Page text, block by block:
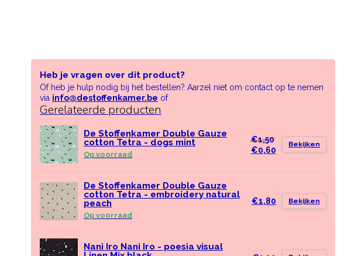
Heb je vragen over dit product?
Of heb je hulp nodig bij het bestellen? Aarzel niet om contact op te nemen
via info@destoffenkamer.be of
Gerelateerde producten
De Stoffenkamer Double Gauze
cotton Tetra - dogs mint
Op voorraad
€1,50
€0,60
Bekijken
De Stoffenkamer Double Gauze
cotton Tetra - embroidery natural
peach
Op voorraad
€1,80 Bekijken
Nani Iro Nani Iro - poesia visual